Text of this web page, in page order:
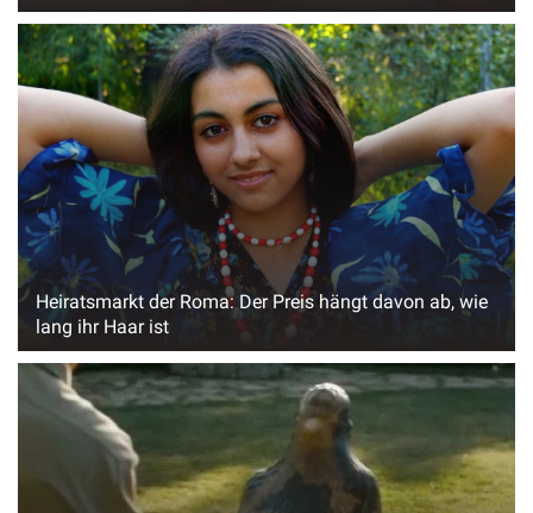
Heiratsmarkt der Roma: Der Preis hängt davon ab, wie
lang ihr Haar ist